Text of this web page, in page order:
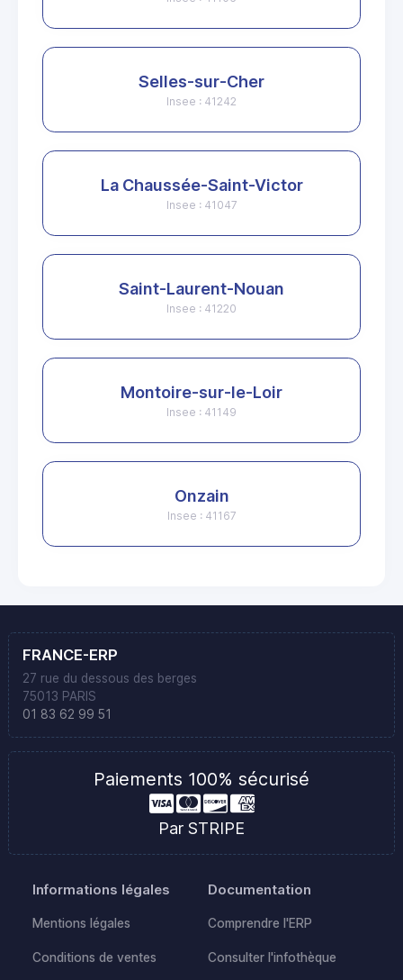
Selles-sur-Cher
Insee : 41242
La Chaussée-Saint-Victor
Insee : 41047
Saint-Laurent-Nouan
Insee : 41220
Montoire-sur-le-Loir
Insee : 41149
Onzain
Insee : 41167
FRANCE-ERP
27 rue du dessous des berges
75013 PARIS
01 83 62 99 51
Paiements 100% sécurisé
Par STRIPE
Informations légales
Mentions légales
Conditions de ventes
Documentation
Comprendre l'ERP
Consulter l'infothèque